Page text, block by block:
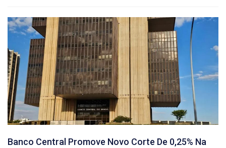
Banco Central Promove Novo Corte De 0,25% Na